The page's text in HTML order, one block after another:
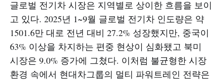
글로벌 전기차 시장은 지역별로 상이한 흐름을 보이
고 있다. 2025년 1~9월 글로벌 전기차 인도량은 약
1501.6만 대로 전년 대비 27.2% 성장했지만, 중국이
63% 이상을 차지하는 편중 현상이 심화됐고 북미
시장은 9.0% 증가에 그쳤다. 이처럼 불균형한 시장
환경 속에서 현대차그룹의 멀티 파워트레인 전략은